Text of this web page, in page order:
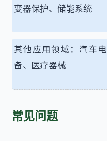
变器保护、储能系统
其他应用领域：汽车
备、医疗器械
常见问题